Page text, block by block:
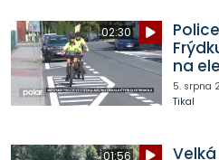
02:30
na
5. srpna
Tikal
01:56